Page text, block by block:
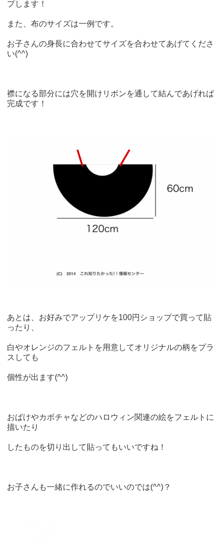
プします！
また、布のサイズは一例です。
お子さんの身長に合わせてサイズを合わせてあげてくださ
い(^^)
襟になる部分には穴を開けリボンを通して結んであげれば
完成です！
あとは、お好みでアップリケを100円ショップで買って貼
ったり、
白やオレンジのフェルトを用意してオリジナルの柄をプラ
スしても
個性が出ます(^^)
おばけやカボチャなどのハロウィン関連の絵をフェルトに
描いたり
したものを切り出して貼ってもいいですね！
お子さんも一緒に作れるのでいいのでは(^^)？